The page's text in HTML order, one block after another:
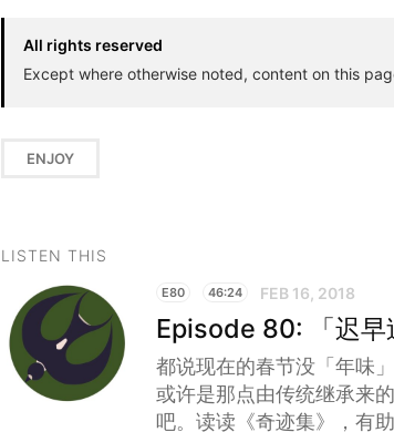
All rights reserved
Except where otherwise noted, content on this
ENJOY
LISTEN THIS
E80 46:24 FEB 16, 2018
Episode 80: 「迟早
都说现在的春节没「年味
或许是那点由传统继承来
吧。读读《奇迹集》，有